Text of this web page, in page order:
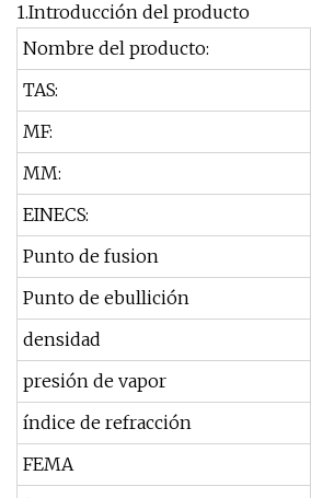
1.Introducción del producto
Nombre del producto:
TAS:
MF:
MM:
EINECS:
Punto de fusion
Punto de ebullición
densidad
presión de vapor
índice de refracción
FEMA